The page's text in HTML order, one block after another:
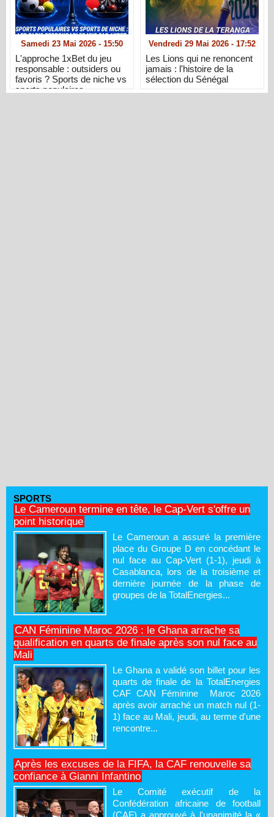
Samedi 23 Mai 2026 - 15:50
L'approche 1xBet du jeu
responsable : outsiders ou
favoris ? Sports de niche vs
sports populaires
Vendredi 29 Mai 2026 - 17:52
Les Lions qui ne renoncent
jamais : l'histoire de la
sélection du Sénégal
SPORTS
Le Cameroun termine en tête, le Cap-Vert s'offre un
point historique
Le Cameroun a assuré la première
place du Groupe D en concédant le
nul face au Cap-Vert (1-1), jeudi à
Casablanca, lors de la troisième et
dernière journée de la phase de
groupes de la TotalEnergies...
CAN Féminine Maroc 2026 : le Ghana arrache sa
qualification en quarts de finale après son nul face au
Mali
Le Ghana a validé son billet pour les
quarts de finale de la TotalEnergies
CAF CAN Féminine Maroc 2026
après avoir arraché un match nul (1-
1) face au Mali, jeudi, au terme d'une
rencontre...
Après les excuses de la FIFA, la CAF renouvelle sa
confiance à Gianni Infantino
Le Comité exécutif de la
Confédération africaine de football
(CAF) a approuvé à l'unanimité la «